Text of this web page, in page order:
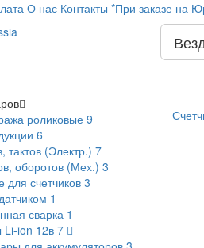
О нас Контакты *При заказе на
роликовые 9
6
тактов (Электр.) 7
оборотов (Мех.) 3
для счетчиков 3
1
сварка 1
Li-ion 12в 7